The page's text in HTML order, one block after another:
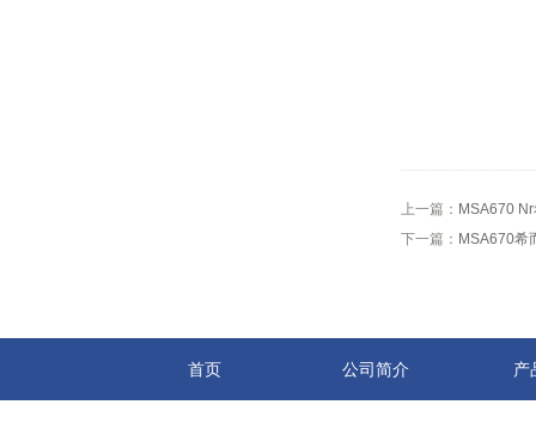
上一篇： MSA670
下一篇： MSA670希
首页 公司简介 产